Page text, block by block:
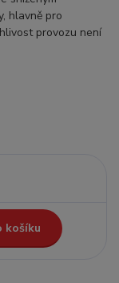
hlavně pro
provozu není
košíku